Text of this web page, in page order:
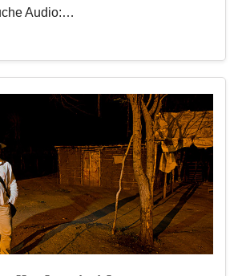
Audio:…